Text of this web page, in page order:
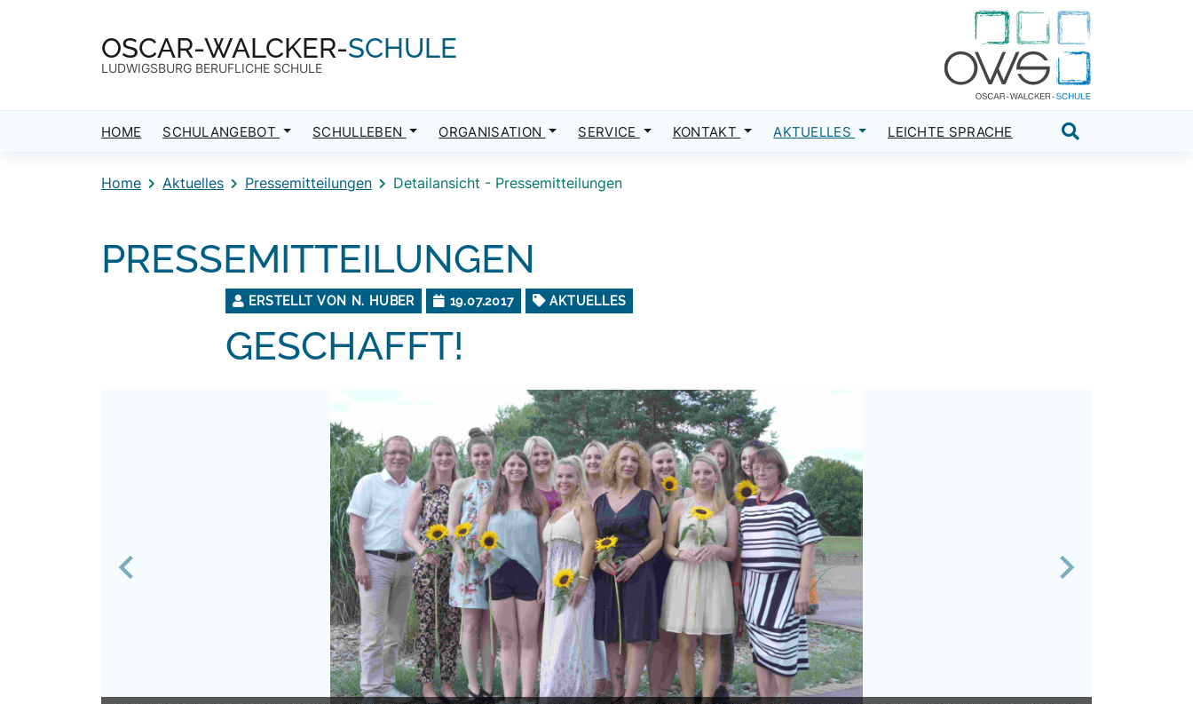
OSCAR-WALCKER-SCHULE
LUDWIGSBURG BERUFLICHE SCHULE
HOME SCHULANGEBOT SCHULLEBEN ORGANISATION SERVICE KONTAKT AKTUELLES LEICHTE SPRACHE
Home Aktuelles Pressemitteilungen Detailansicht - Pressemitteilungen
PRESSEMITTEILUNGEN
ERSTELLT VON N. HUBER 19.07.2017 AKTUELLES
GESCHAFFT!
Previous Next